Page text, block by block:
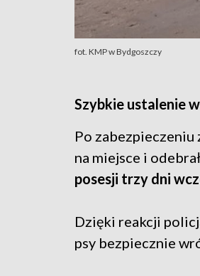
fot. KMP w Bydgoszczy
Szybkie ustalenie
Po zabezpieczeniu
na miejsce i
posesji trzy dni
Dzięki reakcji
psy bezpiecznie